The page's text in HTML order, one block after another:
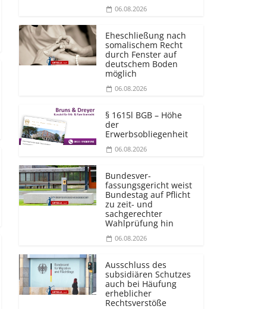
06.08.2026
Eheschließung nach
somalischem Recht
durch Fenster auf
deutschem Boden
möglich
06.08.2026
§ 1615l BGB – Höhe
der
Erwerbsobliegenheit
06.08.2026
Bundesver­
fassungsgericht weist
Bundestag auf Pflicht
zu zeit- und
sachgerechter
Wahlprüfung hin
06.08.2026
Ausschluss des
subsidiären Schutzes
auch bei Häufung
erheblicher
Rechtsverstöße